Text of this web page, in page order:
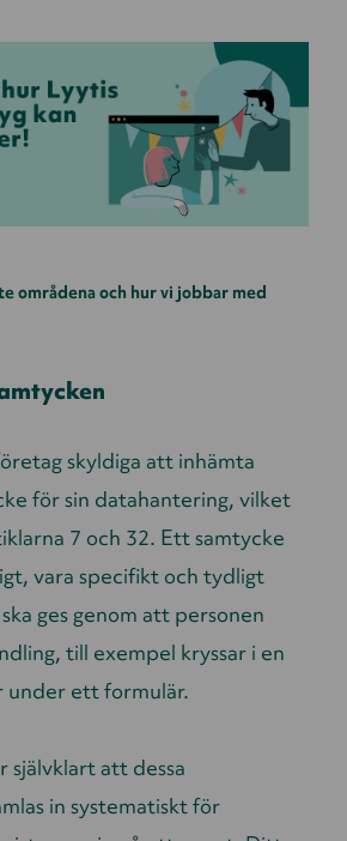
områdena och hur vi jobbar med
skyldiga att inhämta
för sin datahantering, vilket
7 och 32. Ett samtycke
vara specifikt och tydligt
ges genom att personen
till exempel kryssar i en
under ett formulär.
självklart att dessa
in systematiskt för